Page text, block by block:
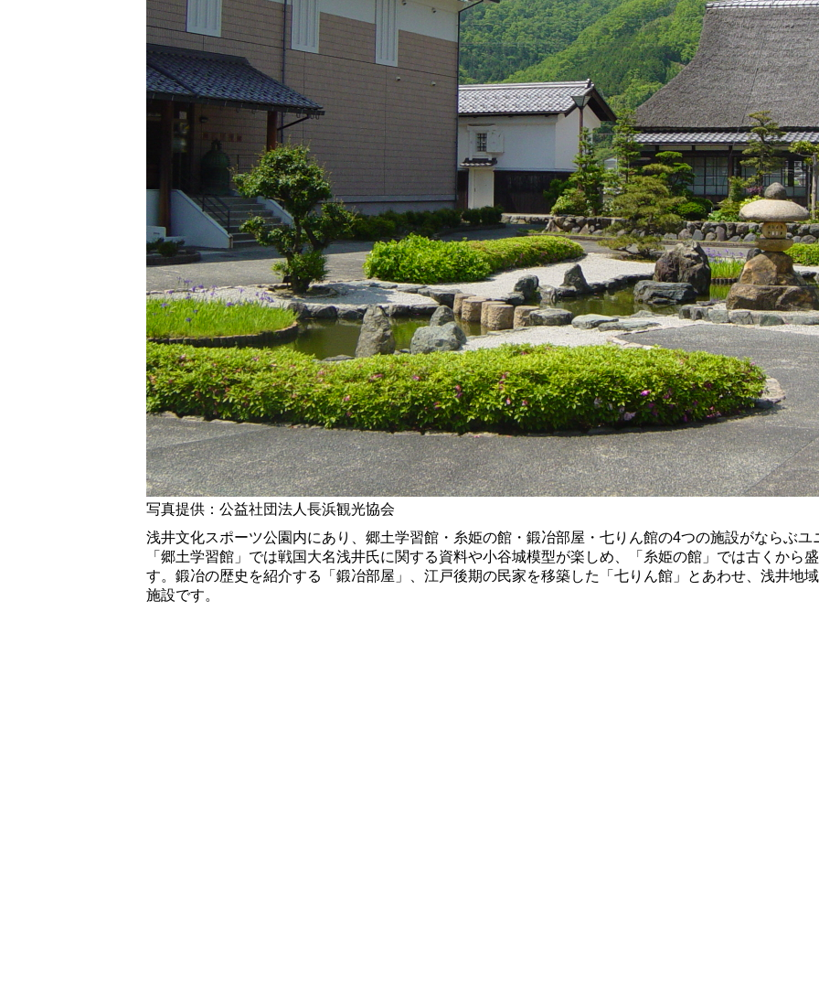
写真提供：公益社団法人長浜観光協会
浅井文化スポーツ公園内にあり、郷土学習館・糸姫の館・鍛冶部屋・七りん館の4つの施設がならぶユ
「郷土学習館」では戦国大名浅井氏に関する資料や小谷城模型が楽しめ、「糸姫の館」では古くから
す。鍛冶の歴史を紹介する「鍛冶部屋」、江戸後期の民家を移築した「七りん館」とあわせ、浅井地
施設です。